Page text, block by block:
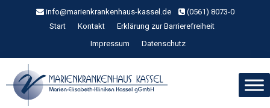
info@marienkrankenhaus-kassel.de
(0561) 8073-0
Start
Kontakt
Erklärung zur Barrierefreiheit
Impressum
Datenschutz